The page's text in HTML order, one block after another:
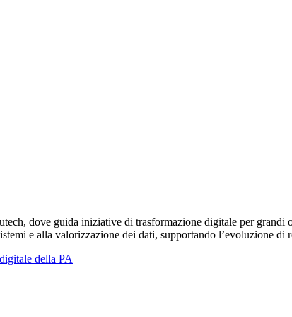
dove guida iniziative di trasformazione digitale per
e alla valorizzazione dei dati, supportando l’evoluzione
della PA